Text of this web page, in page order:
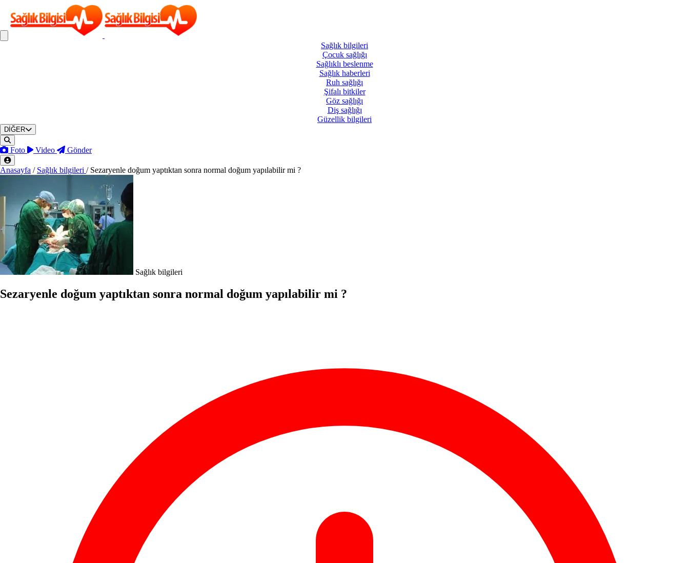
Sağlık bilgileri
Çocuk sağlığı
Sağlıklı beslenme
Sağlık haberleri
Ruh sağlığı
Şifalı bitkiler
Göz sağlığı
Diş sağlığı
Güzellik bilgileri
DİĞER
Foto Video Gönder
Anasayfa / Sağlık bilgileri / Sezaryenle doğum yaptıktan sonra normal doğum yapılabilir mi ?
Sağlık bilgileri
Sezaryenle doğum yaptıktan sonra normal doğum yapılabilir mi ?